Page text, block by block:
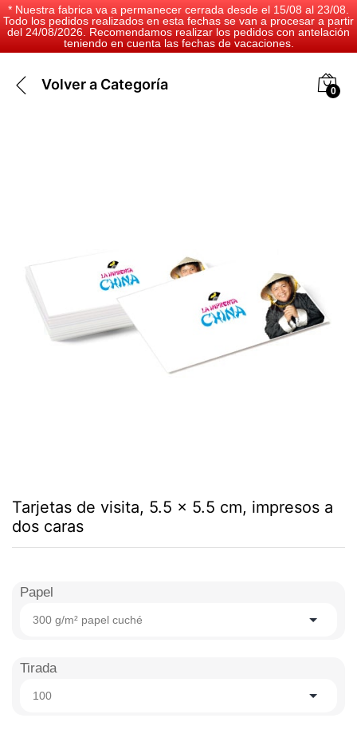
* Nuestra fabrica va a permanecer cerrada desde el 15/08 al 23/08.
Todo los pedidos realizados en esta fechas se van a procesar a partir
del 24/08/2026. Recomendamos realizar los pedidos con antelación
teniendo en cuenta las fechas de vacaciones.
Volver a Categoría 0
Tarjetas de visita, 5.5 x 5.5 cm, impresos a
dos caras
Papel
300 g/m² papel cuché
Tirada
100